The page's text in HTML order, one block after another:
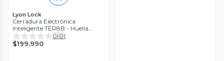
Lyon Lock
Cerradura Electrónica
Inteligente TER8B - Huella
Digital y Wifi Negro
0(0)
$199.990